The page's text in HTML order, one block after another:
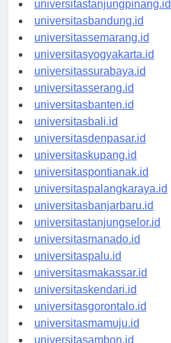
universitastanjungpinang.id
universitasbandung.id
universitassemarang.id
universitasyogyakarta.id
universitassurabaya.id
universitasserang.id
universitasbanten.id
universitasbali.id
universitasdenpasar.id
universitaskupang.id
universitaspontianak.id
universitaspalangkaraya.id
universitasbanjarbaru.id
universitastanjungselor.id
universitasmanado.id
universitaspalu.id
universitasmakassar.id
universitaskendari.id
universitasgorontalo.id
universitasmamuju.id